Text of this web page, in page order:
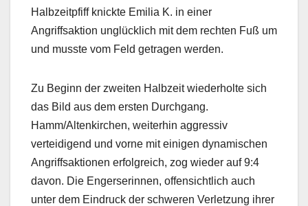
Halbzeitpfiff knickte Emilia K. in einer
Angriffsaktion unglücklich mit dem rechten Fuß um
und musste vom Feld getragen werden.
Zu Beginn der zweiten Halbzeit wiederholte sich
das Bild aus dem ersten Durchgang.
Hamm/Altenkirchen, weiterhin aggressiv
verteidigend und vorne mit einigen dynamischen
Angriffsaktionen erfolgreich, zog wieder auf 9:4
davon. Die Engerserinnen, offensichtlich auch
unter dem Eindruck der schweren Verletzung ihrer